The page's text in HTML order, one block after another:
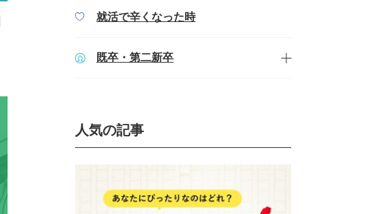
就活で辛くなった時
既卒・第二新卒
人気の記事